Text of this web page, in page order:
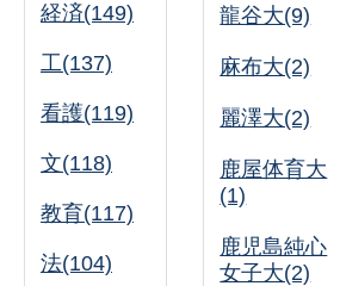
経済(149)
工(137)
看護(119)
文(118)
教育(117)
法(104)
龍谷大(9)
麻布大(2)
麗澤大(2)
鹿屋体育大
(1)
鹿児島純心
女子大(2)